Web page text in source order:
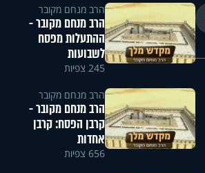
מועדפים
הרב מנחם מקובר
הרב מנחם מקובר -
ההתעלות מפסח
לשבועות
245 צפיות
הרב מנחם מקובר
הרב מנחם מקובר -
קרבן הפסח: קרבן
אחדות
656 צפיות